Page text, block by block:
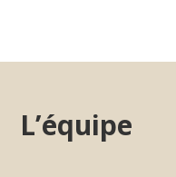
L’équipe